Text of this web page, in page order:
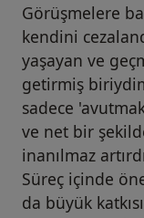
Görüşmelere
kendini
yaşayan ve
getirmiş
sadece
ve net bir
inanılmaz
Süreç içinde
da büyük